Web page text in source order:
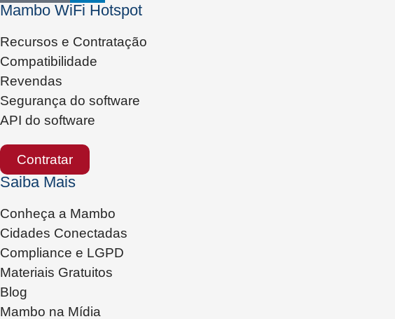
Mambo WiFi Hotspot
Recursos e Contratação
Compatibilidade
Revendas
Segurança do software
API do software
Contratar
Saiba Mais
Conheça a Mambo
Cidades Conectadas
Compliance e LGPD
Materiais Gratuitos
Blog
Mambo na Mídia